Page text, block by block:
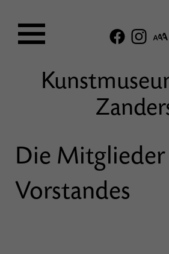
Die Mitglieder
Vorstandes